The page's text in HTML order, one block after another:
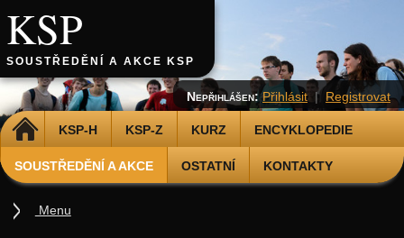
KSP
SOUSTŘEDĚNÍ A AKCE KSP
DOMŮ KSP-H KSP-Z KURZ ENCYKLOPEDIE
SOUSTŘEDĚNÍ A AKCE OSTATNÍ KONTAKTY
Nepřihlášen: Přihlásit | Registrovat
Menu